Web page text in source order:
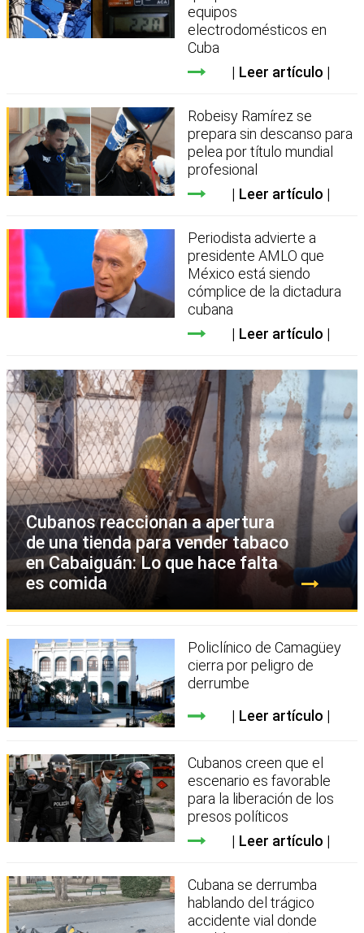
equipos
electrodomésticos en
Cuba
Leer artículo
Robeisy Ramírez se
prepara sin descanso para
pelea por título mundial
profesional
Leer artículo
Periodista advierte a
presidente AMLO que
México está siendo
cómplice de la dictadura
cubana
Leer artículo
Cubanos reaccionan a apertura
de una tienda para vender tabaco
en Cabaiguán: Lo que hace falta
es comida
Policlínico de Camagüey
cierra por peligro de
derrumbe
Leer artículo
Cubanos creen que el
escenario es favorable
para la liberación de los
presos políticos
Leer artículo
Cubana se derrumba
hablando del trágico
accidente vial donde